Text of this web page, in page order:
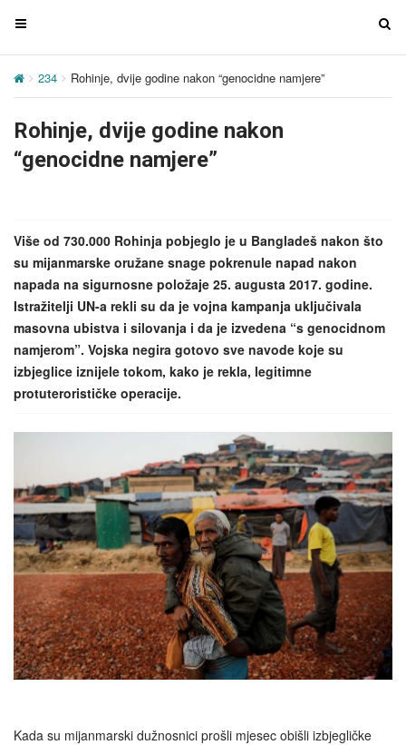
T
g
e
n
g
a
t
i
o
n
T
g
o
234 Rohinje, dvije godine nakon “genocidne namjere”
Rohinje, dvije godine nakon
“genocidne namjere”
Više od 730.000 Rohinja pobjeglo je u Bangladeš nakon što
su mijanmarske oružane snage pokrenule napad nakon
napada na sigurnosne položaje 25. augusta 2017. godine.
Istražitelji UN-a rekli su da je vojna kampanja uključivala
masovna ubistva i silovanja i da je izvedena “s genocidnom
namjerom”. Vojska negira gotovo sve navode koje su
izbjeglice iznijele tokom, kako je rekla, legitimne
protuterorističke operacije.
Kada su mijanmarski dužnosnici prošli mjesec obišli izbjegličke